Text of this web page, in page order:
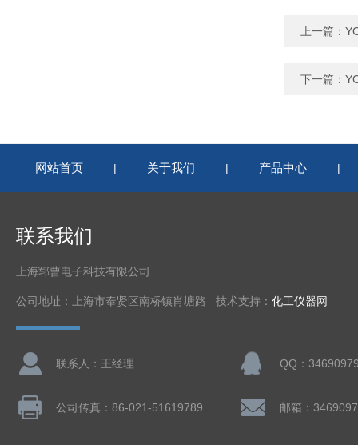
上一篇：
下一篇：
网站首页 | 关于我们 | 产品中心 |
联系我们
上海郓曹电子科技有限公司
公司地址：上海市奉贤区南桥镇肖塘路 技术支持： 化工仪器网
联系人：王经理 QQ：
公司传真：86-021-51619789 邮箱：